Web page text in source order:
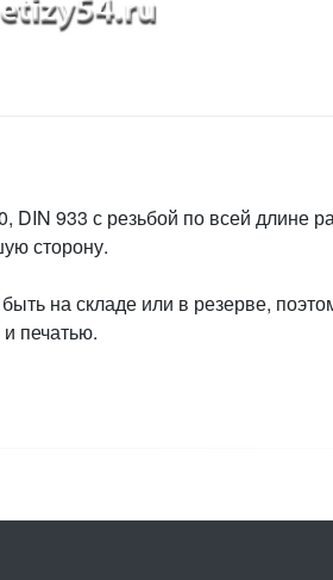
933 с резьбой по всей длине
сторону.
на складе или в резерве,
печатью.